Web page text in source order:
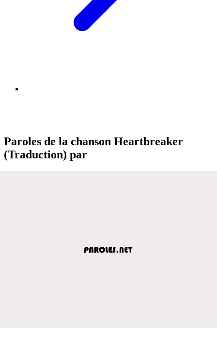
Paroles de la chanson Heartbreaker
(Traduction) par